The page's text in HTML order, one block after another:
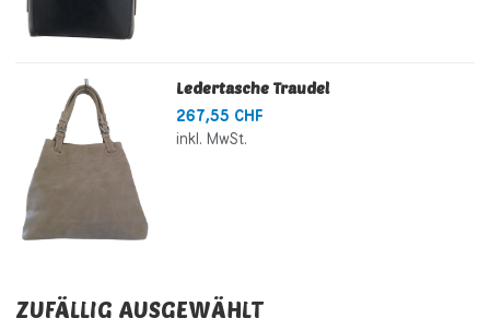
Ledertasche Traudel
267,55 CHF
inkl. MwSt.
ZUFÄLLIG AUSGEWÄHLT